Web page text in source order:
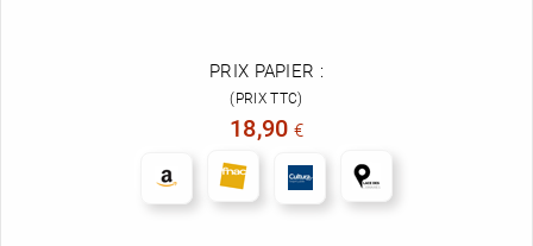
PRIX PAPIER :
(PRIX TTC)
18,90 €